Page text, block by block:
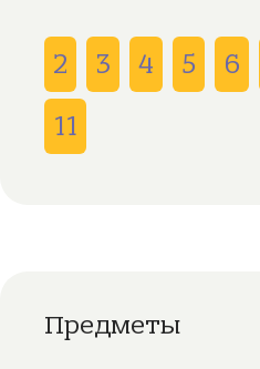
2 3 4 5 6
11
Предметы